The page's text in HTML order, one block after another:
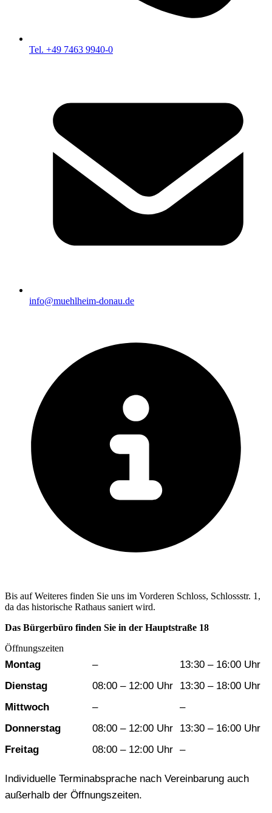
Tel. +49 7463 9940-0
info@muehlheim-donau.de
Bis auf Weiteres finden Sie uns im Vorderen Schloss, Schlossstr. 1,
da das historische Rathaus saniert wird.
Das Bürgerbüro finden Sie in der Hauptstraße 18
Öffnungszeiten
Wochentag Vormittag
Montag –
13:30 – 16:00 Uhr
Dienstag
08:00 – 12:00 Uhr
13:30 – 18:00 Uhr
Mittwoch
–
–
Donnerstag
08:00 – 12:00 Uhr
13:30 – 16:00 Uhr
Freitag
08:00 – 12:00 Uhr –
Individuelle Terminabsprache nach Vereinbarung auch
außerhalb der Öffnungszeiten.